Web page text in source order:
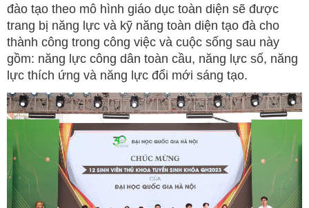
đào tạo theo mô hình giáo dục toàn diện sẽ được
trang bị năng lực và kỹ năng toàn diện tạo đà cho
thành công trong công việc và cuộc sống sau này
gồm: năng lực công dân toàn cầu, năng lực số, năng
lực thích ứng và năng lực đổi mới sáng tạo.